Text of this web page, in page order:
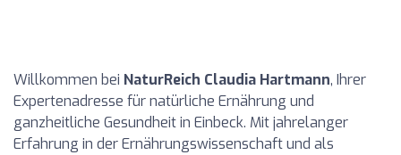
Willkommen bei NaturReich Claudia Hartmann, Ihrer
Expertenadresse für natürliche Ernährung und
ganzheitliche Gesundheit in Einbeck. Mit jahrelanger
Erfahrung in der Ernährungswissenschaft und als